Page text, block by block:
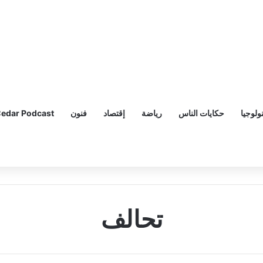
حكايات الناس رياضة إقتصاد فنون Podcast
تحالف